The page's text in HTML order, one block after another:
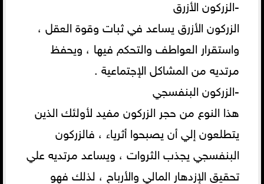
-الزركون الأزرق
الزركون الأزرق يساعد في ثبات وقوة العقل ،
واستقرار العواطف والتحكم فيها ، ويحفظ
مرتديه من المشاكل الإجتماعية .
-الزركون البنفسجي
هذا النوع من حجر الزركون مفيد لأولئك الذين
يتطلعون إلي أن يصبحوا أثرياء ، فالزركون
البنفسجي يجذب الثروات ، ويساعد مرتديه علي
تحقيق الإزدهار المالي والأرباح ، لذلك فهو